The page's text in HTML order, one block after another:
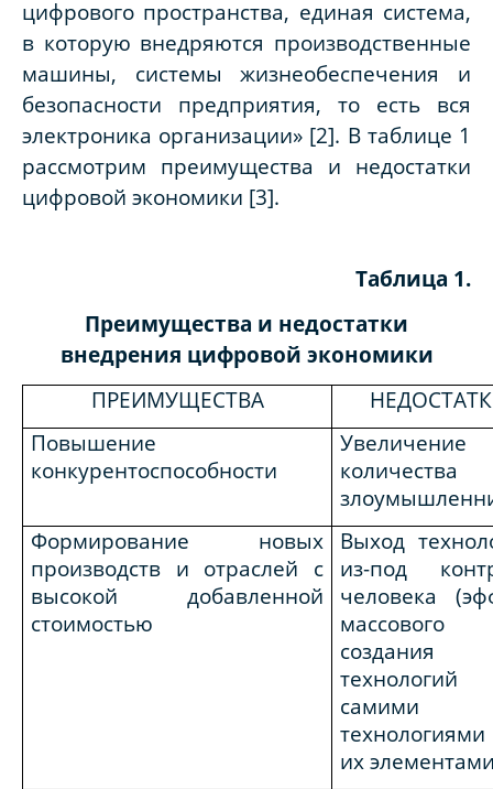
цифрового пространства, единая система,
в которую внедряются производственные
машины, системы жизнеобеспечения и
безопасности предприятия, то есть вся
электроника организации» [2]. В таблице 1
рассмотрим преимущества и недостатки
цифровой экономики [3].
Таблица 1.
Преимущества и недостатки
внедрения цифровой экономики
ПРЕИМУЩЕСТВА
Повышение
конкурентоспособности
Увеличение
количества
Формирование новых
производств и отраслей с
высокой добавленной
стоимостью
Выход
из-под
человека
массового
создания
технологий
самими
их